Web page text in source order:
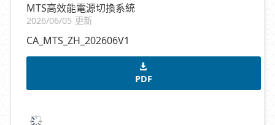
MTS高效能電源切換系統
2026/06/05 更新
CA_MTS_ZH_202606V1
PDF